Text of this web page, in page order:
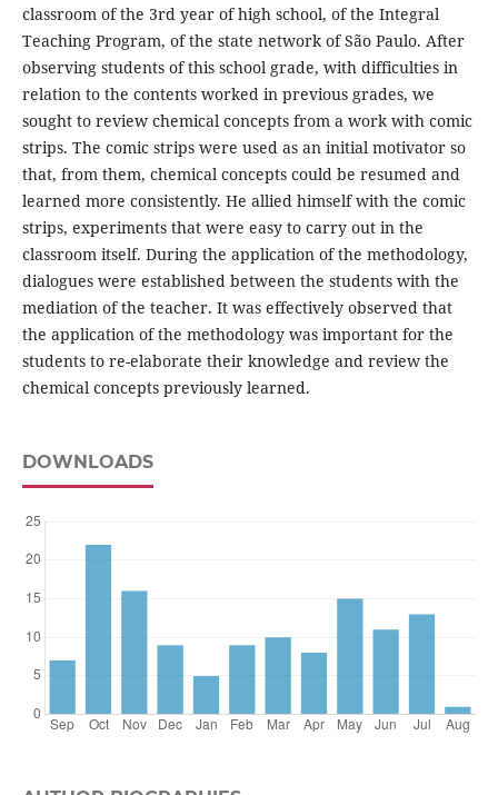
classroom of the 3rd year of high school, of the Integral
Teaching Program, of the state network of São Paulo. After
observing students of this school grade, with difficulties in
relation to the contents worked in previous grades, we
sought to review chemical concepts from a work with comic
strips. The comic strips were used as an initial motivator so
that, from them, chemical concepts could be resumed and
learned more consistently. He allied himself with the comic
strips, experiments that were easy to carry out in the
classroom itself. During the application of the methodology,
dialogues were established between the students with the
mediation of the teacher. It was effectively observed that
the application of the methodology was important for the
students to re-elaborate their knowledge and review the
chemical concepts previously learned.
DOWNLOADS